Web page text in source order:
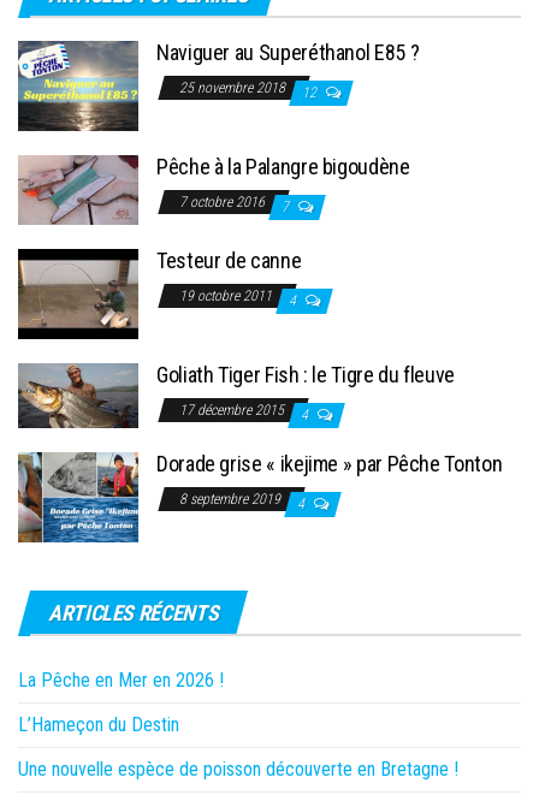
Naviguer au Superéthanol E85 ?
25 novembre 2018 12
Pêche à la Palangre bigoudène
7 octobre 2016 7
Testeur de canne
19 octobre 2011 4
Goliath Tiger Fish : le Tigre du fleuve
17 décembre 2015 4
Dorade grise « ikejime » par Pêche Tonton
8 septembre 2019 4
ARTICLES RÉCENTS
La Pêche en Mer en 2026 !
L’Hameçon du Destin
Une nouvelle espèce de poisson découverte en Bretagne !